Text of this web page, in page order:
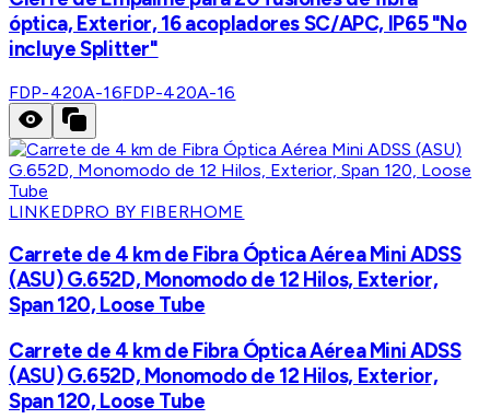
óptica, Exterior, 16 acopladores SC/APC, IP65 "No
incluye Splitter"
FDP-420A-16FDP-420A-16
LINKEDPRO BY FIBERHOME
Carrete de 4 km de Fibra Óptica Aérea Mini ADSS
(ASU) G.652D, Monomodo de 12 Hilos, Exterior,
Span 120, Loose Tube
Carrete de 4 km de Fibra Óptica Aérea Mini ADSS
(ASU) G.652D, Monomodo de 12 Hilos, Exterior,
Span 120, Loose Tube